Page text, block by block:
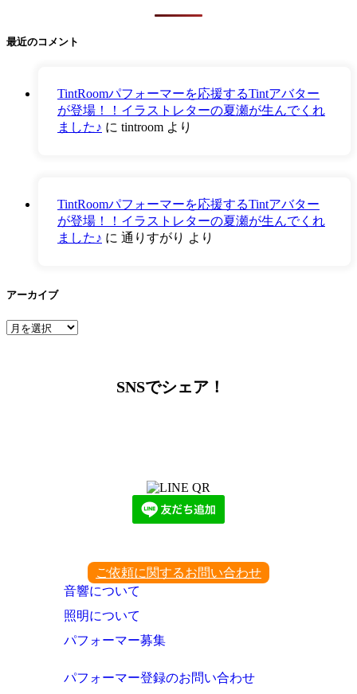
最近のコメント
TintRoomパフォーマーを応援するTintアバター
が登場！！イラストレターの夏瀬が生んでくれ
ました♪ に tintroom より
TintRoomパフォーマーを応援するTintアバター
が登場！！イラストレターの夏瀬が生んでくれ
ました♪ に 通りすがり より
アーカイブ
ア
SNSでシェア！
ご依頼に関するお問い合わせ
音響について
照明について
パフォーマー募集
パフォーマー登録のお問い合わせ